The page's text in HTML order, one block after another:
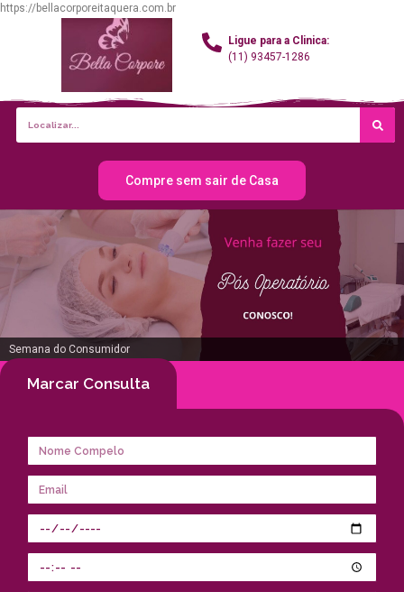
https://bellacorporeitaquera.com.br
Ligue para a Clinica:
(11) 93457-1286
Compre sem sair de Casa
Semana do Consumidor
Marcar Consulta